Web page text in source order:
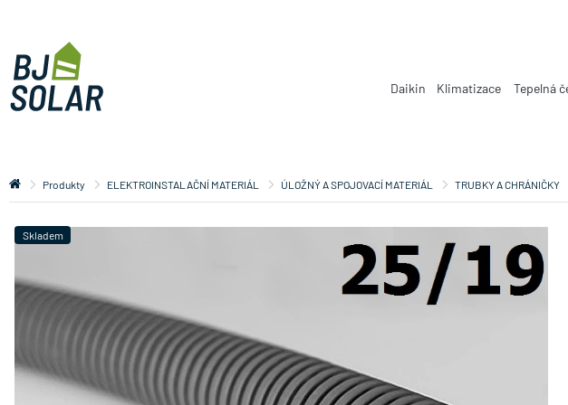
Skladem
Produkty ELEKTROINSTALAČNÍ MATERIÁL ÚLOŽNÝ A SPOJOVACÍ MATERIÁL TRUBKY A CHRÁNIČKY
Daikin Klimatizace Tepelná